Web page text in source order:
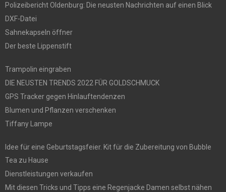
Polizeibericht Oldenburg: Die neusten Nachrichten auf einen Blick
DXF-Datei
Sahnekapseln öffner
Der beste Lippenstift
Trampolin eingraben
DIE NEUSTEN TRENDS 2022 FÜR GOLDSCHMUCK
GPS Tracker gegen Hinlauftendenzen
Blumen und Pflanzen verschenken
Tiffany Lampe
Idee für eine Geburtstagsfeier. Kit für die Zubereitung von Bubble
Tea zu Hause
Dienstleistungen verkaufen
Mit diesen Tricks und Tipps eine Regenjacke Damen selbst nähen